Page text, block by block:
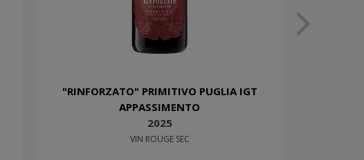
"RINFORZATO" PRIMITIVO PUGLIA IGT
APPASSIMENTO
2025
VIN ROUGE SEC